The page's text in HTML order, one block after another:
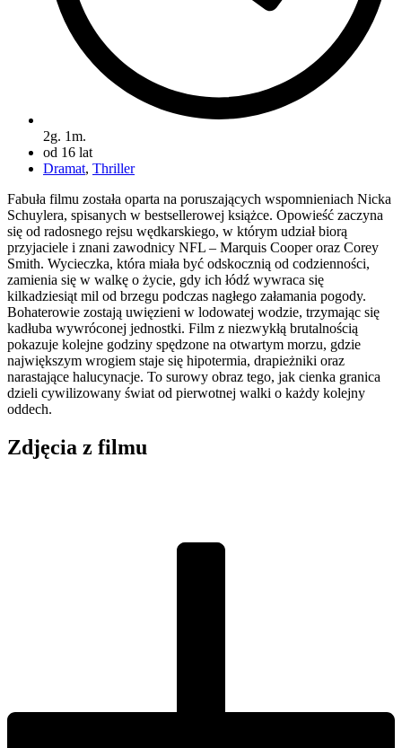
2g. 1m.
od 16 lat
Dramat, Thriller
Fabuła filmu została oparta na poruszających wspomnieniach Nicka
Schuylera, spisanych w bestsellerowej książce. Opowieść zaczyna
się od radosnego rejsu wędkarskiego, w którym udział biorą
przyjaciele i znani zawodnicy NFL – Marquis Cooper oraz Corey
Smith. Wycieczka, która miała być odskocznią od codzienności,
zamienia się w walkę o życie, gdy ich łódź wywraca się
kilkadziesiąt mil od brzegu podczas nagłego załamania pogody.
Bohaterowie zostają uwięzieni w lodowatej wodzie, trzymając się
kadłuba wywróconej jednostki. Film z niezwykłą brutalnością
pokazuje kolejne godziny spędzone na otwartym morzu, gdzie
największym wrogiem staje się hipotermia, drapieżniki oraz
narastające halucynacje. To surowy obraz tego, jak cienka granica
dzieli cywilizowany świat od pierwotnej walki o każdy kolejny
oddech.
Zdjęcia z filmu